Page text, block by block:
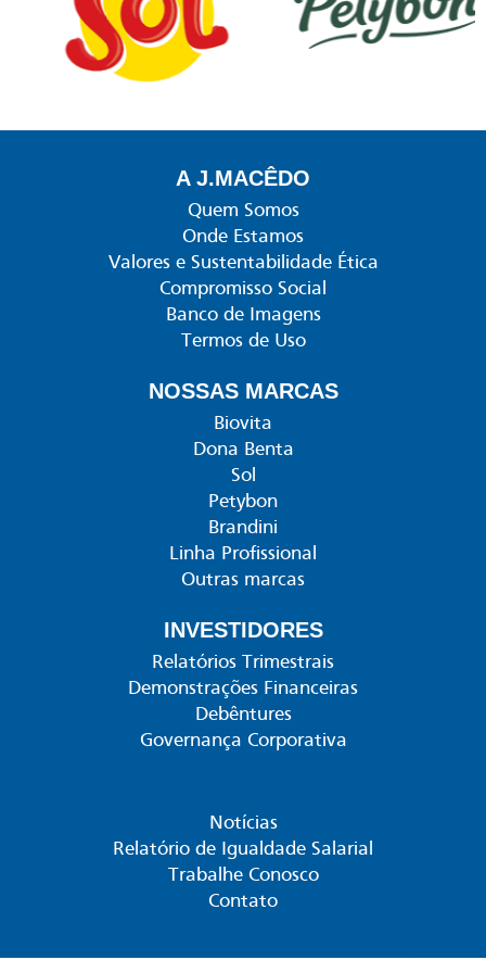
A J.MACÊDO
Quem Somos
Onde Estamos
Valores e Sustentabilidade Ética
Compromisso Social
Banco de Imagens
Termos de Uso
NOSSAS MARCAS
Biovita
Dona Benta
Sol
Petybon
Brandini
Linha Profissional
Outras marcas
INVESTIDORES
Relatórios Trimestrais
Demonstrações Financeiras
Debêntures
Governança Corporativa
Notícias
Relatório de Igualdade Salarial
Trabalhe Conosco
Contato